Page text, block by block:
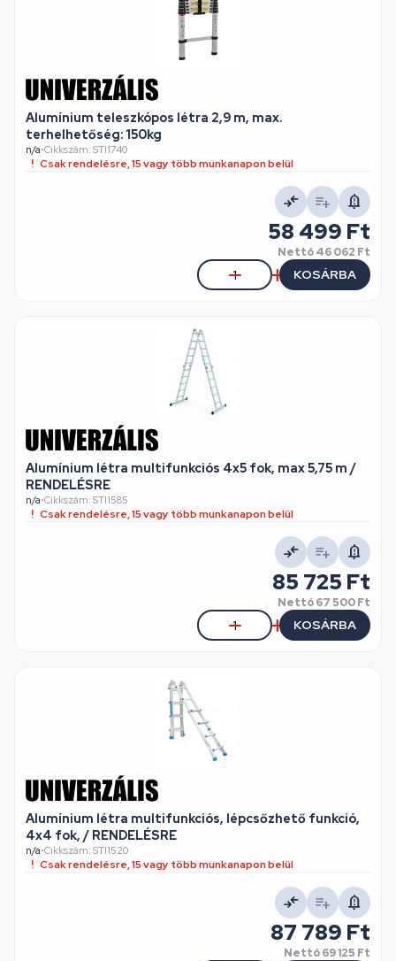
Alumínium teleszkópos létra 2,9 m, max.
terhelhetőség: 150kg
n/a•Cikkszám: STI1740
Csak rendelésre, 15 vagy több munkanapon belül
58 499 Ft
Nettó46 062 Ft
KOSÁRBA
Alumínium létra multifunkciós 4x5 fok, max 5,75 m /
RENDELÉSRE
n/a•Cikkszám: STI1585
Csak rendelésre, 15 vagy több munkanapon belül
85 725 Ft
Nettó67 500 Ft
KOSÁRBA
Alumínium létra multifunkciós, lépcsőzhető funkció,
4x4 fok, / RENDELÉSRE
n/a•Cikkszám: STI1520
Csak rendelésre, 15 vagy több munkanapon belül
87 789 Ft
Nettó69 125 Ft